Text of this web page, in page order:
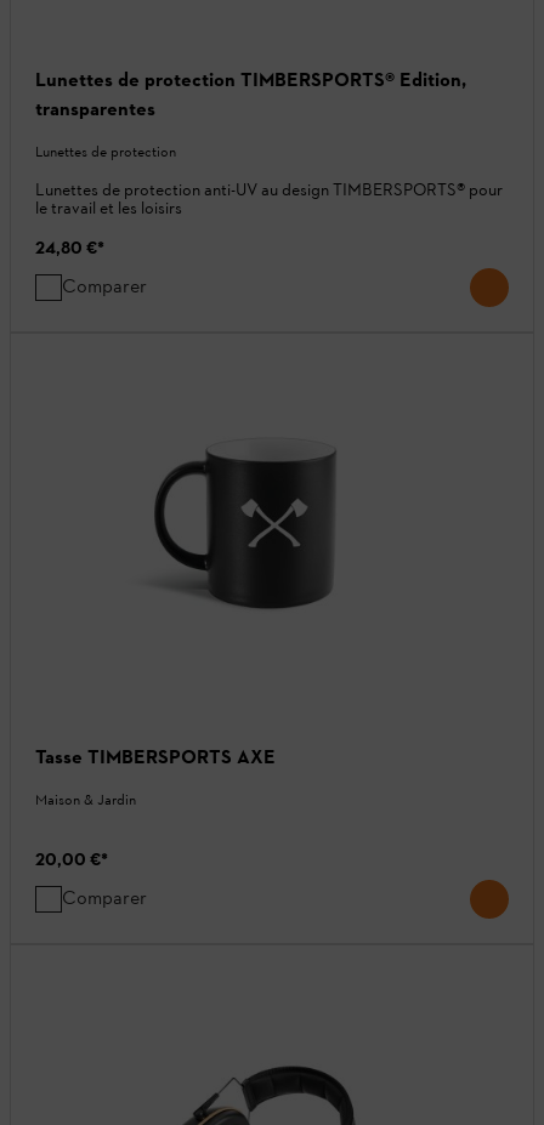
Lunettes de protection TIMBERSPORTS® Edition,
transparentes
Lunettes de protection
Lunettes de protection anti-UV au design TIMBERSPORTS® pour
le travail et les loisirs
24,80 €*
Comparer
Tasse TIMBERSPORTS AXE
Maison & Jardin
20,00 €*
Comparer